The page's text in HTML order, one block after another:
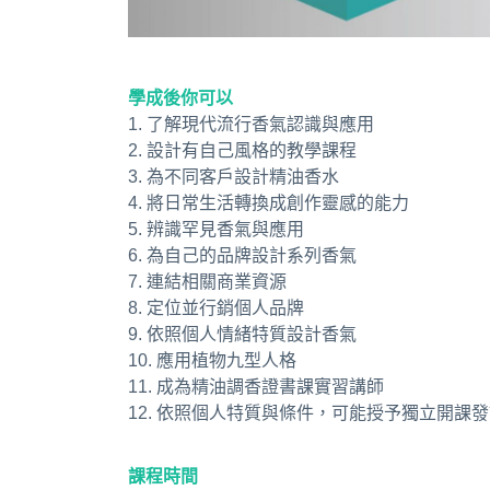
學成後你可以
1. 了解現代流行香氣認識與應用
2. 設計有自己風格的教學課程
3. 為不同客戶設計精油香水
4. 將日常生活轉換成創作靈感的能力
5. 辨識罕見香氣與應用
6. 為自己的品牌設計系列香氣
7. 連結相關商業資源
8. 定位並行銷個人品牌
9. 依照個人情緒特質設計香氣
10. 應用植物九型人格
11. 成為精油調香證書課實習講師
12. 依照個人特質與條件，可能授予獨立開課
課程時間